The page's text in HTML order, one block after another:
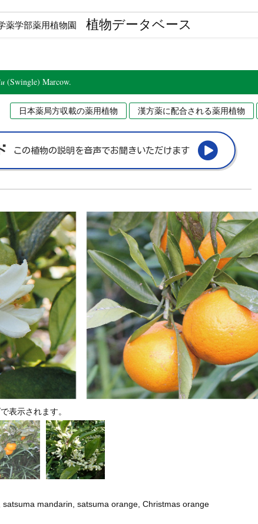
薬学部薬用植物園 植物データベース
(Swingle) Marcow.
日本薬局方収載の薬用植物 漢方薬に配合される薬用植物
この植物の説明を音声でお聞きいただけます
表示されます。
mandarin, satsuma orange, Christmas orange